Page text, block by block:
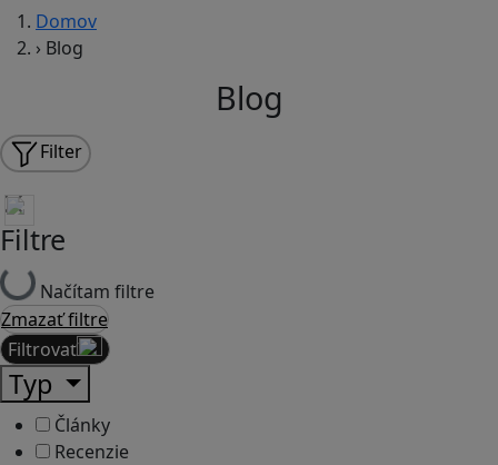
Domov
› Blog
Blog
Filter
Filtre
Načítam filtre
Zmazať filtre
Filtrovať
Typ
Články
Recenzie